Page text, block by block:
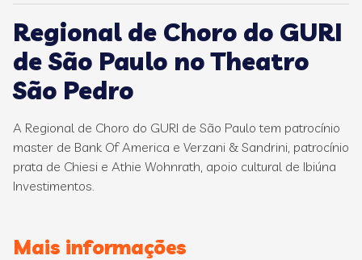
Regional de Choro do GURI
de São Paulo no Theatro
São Pedro
A Regional de Choro do GURI de São Paulo tem patrocínio
master de Bank Of America e Verzani & Sandrini, patrocínio
prata de Chiesi e Athie Wohnrath, apoio cultural de Ibiúna
Investimentos.
Mais informações